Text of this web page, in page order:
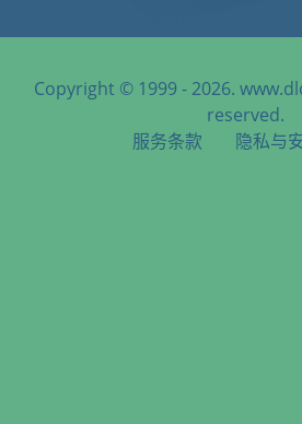
Copyright © 1999 - 2026.
reserved.
服务条款
隐私与